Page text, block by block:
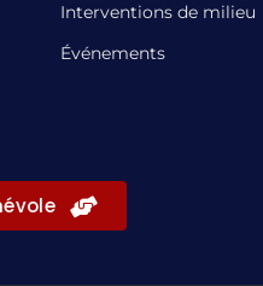
Interventions de milieu
Événements